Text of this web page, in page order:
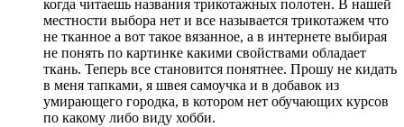
когда читаешь названия трикотажных полотен. В нашей
местности выбора нет и все называется трикотажем что
не тканное а вот такое вязанное, а в интернете выбирая
не понять по картинке какими свойствами обладает
ткань. Теперь все становится понятнее. Прошу не кидать
в меня тапками, я швея самоучка и в добавок из
умирающего городка, в котором нет обучающих курсов
по какому либо виду хобби.